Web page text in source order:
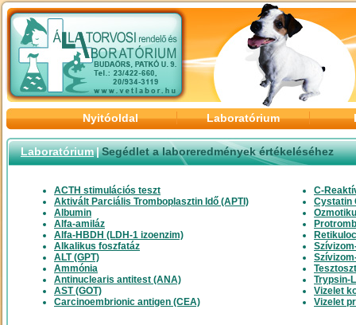
Nyitóoldal Laboratórium
Laboratórium|Segédlet a laboreredmények értékeléséhez
ACTH stimulációs teszt
Aktivált Parciális Tromboplasztin Idő (APTI)
Albumin
Alfa-amiláz
Alfa-HBDH (LDH-1 izoenzim)
Alkalikus foszfatáz
ALT (GPT)
Ammónia
Antinuclearis antitest (ANA)
AST (GOT)
Carcinoembrionic antigen (CEA)
C-
Cystatin
Trypsin-
Vizelet
Vizelet